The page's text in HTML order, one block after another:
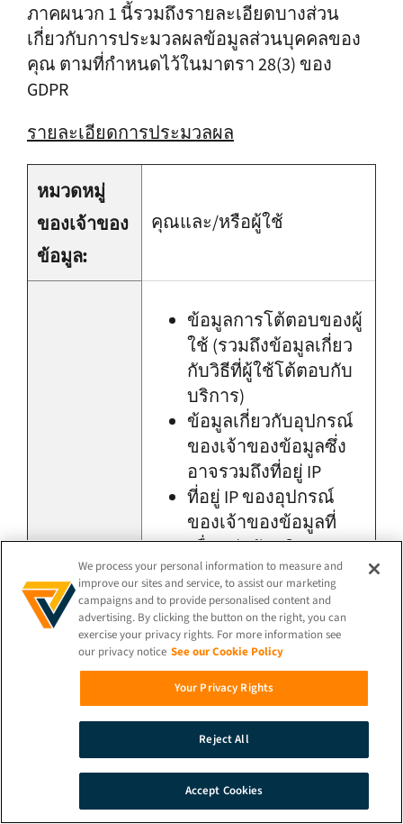
ภาคผนวก 1 นี้รวมถึงรายละเอียดบางส่วน
เกี่ยวกับการประมวลผลข้อมูลส่วนบุคคลของ
คุณ ตามที่กำหนดไว้ในมาตรา 28(3) ของ
GDPR
รายละเอียดการประมวลผล
หมวดหมู่
ของเจ้าของ
ข้อมูล:
คุณและ/หรือผู้ใช้
หมวดหมู่
ส่วนบุคคล:
ข้อมูลการโต้ตอบของผู้
ใช้ (รวมถึงข้อมูลเกี่ยว
กับวิธีที่ผู้ใช้โต้ตอบกับ
บริการ)
ข้อมูลเกี่ยวกับอุปกรณ์
ของเจ้าของข้อมูลซึ่ง
อาจรวมถึงที่อยู่ IP
ที่อยู่ IP ของอุปกรณ์
ของเจ้าของข้อมูลที่
เชื่อมต่อกับบริการ
ทดลองใช้และ/หรือ
แอปพลิเคชัน
ข้อมูลรับรองความถูก
ต้องรวมถึงคีย์ API และ
ความลับที่ใช้เพื่อระบุ
ตัวตนของเจ้าของ
ข้อมูล
ภาพใบหน้าของ
เจ้าของข้อมูลที่สร้าง
ขึ้นเมื่อใช้บริการ
สาธิต ติดต่อ
We process your personal information to measure and
improve our sites and service, to assist our marketing
campaigns and to provide personalised content and
advertising. By clicking the button on the right, you can
exercise your privacy rights. For more information see
our privacy notice See our Cookie Policy
Your Privacy Rights
Reject All
Accept Cookies